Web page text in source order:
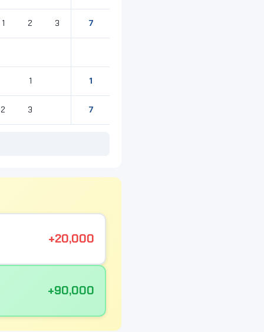
1 2 3 7
1 1
2 3 7
+20,000
+90,000